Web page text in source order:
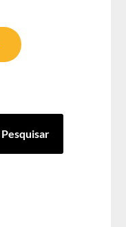
Pesquisar